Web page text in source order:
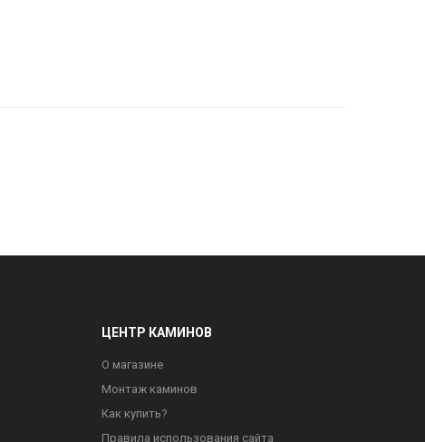
ЦЕНТР КАМИНОВ
О магазине
Монтаж каминов
Как купить?
Правила использования сайта